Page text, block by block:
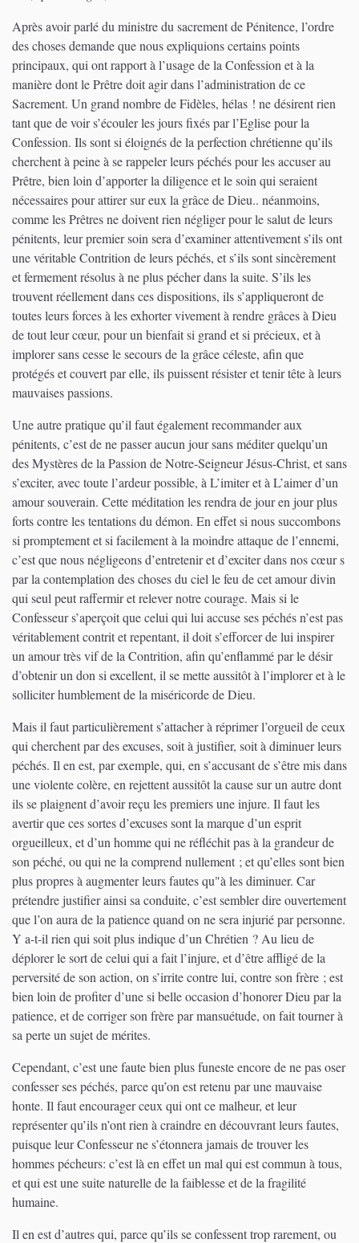
Après avoir parlé du ministre du sacrement de Pénitence, l’ordre
des choses demande que nous expliquions certains points
principaux, qui ont rapport à l’usage de la Confession et à la
manière dont le Prêtre doit agir dans l’administration de ce
Sacrement. Un grand nombre de Fidèles, hélas ! ne désirent rien
tant que de voir s’écouler les jours fixés par l’Eglise pour la
Confession. Ils sont si éloignés de la perfection chrétienne qu’ils
cherchent à peine à se rappeler leurs péchés pour les accuser au
Prêtre, bien loin d’apporter la diligence et le soin qui seraient
nécessaires pour attirer sur eux la grâce de Dieu.. néanmoins,
comme les Prêtres ne doivent rien négliger pour le salut de leurs
pénitents, leur premier soin sera d’examiner attentivement s’ils ont
une véritable Contrition de leurs péchés, et s’ils sont sincèrement
et fermement résolus à ne plus pécher dans la suite. S’ils les
trouvent réellement dans ces dispositions, ils s’appliqueront de
toutes leurs forces à les exhorter vivement à rendre grâces à Dieu
de tout leur cœur, pour un bienfait si grand et si précieux, et à
implorer sans cesse le secours de la grâce céleste, afin que
protégés et couvert par elle, ils puissent résister et tenir tête à leurs
mauvaises passions.
Une autre pratique qu’il faut également recommander aux
pénitents, c’est de ne passer aucun jour sans méditer quelqu’un
des Mystères de la Passion de Notre-Seigneur Jésus-Christ, et sans
s’exciter, avec toute l’ardeur possible, à L’imiter et à L’aimer d’un
amour souverain. Cette méditation les rendra de jour en jour plus
forts contre les tentations du démon. En effet si nous succombons
si promptement et si facilement à la moindre attaque de l’ennemi,
c’est que nous négligeons d’entretenir et d’exciter dans nos cœur s
par la contemplation des choses du ciel le feu de cet amour divin
qui seul peut raffermir et relever notre courage. Mais si le
Confesseur s’aperçoit que celui qui lui accuse ses péchés n’est pas
véritablement contrit et repentant, il doit s’efforcer de lui inspirer
un amour très vif de la Contrition, afin qu’enflammé par le désir
d’obtenir un don si excellent, il se mette aussitôt à l’implorer et à le
solliciter humblement de la miséricorde de Dieu.
Mais il faut particulièrement s’attacher à réprimer l’orgueil de ceux
qui cherchent par des excuses, soit à justifier, soit à diminuer leurs
péchés. Il en est, par exemple, qui, en s’accusant de s’être mis dans
une violente colère, en rejettent aussitôt la cause sur un autre dont
ils se plaignent d’avoir reçu les premiers une injure. Il faut les
avertir que ces sortes d’excuses sont la marque d’un esprit
orgueilleux, et d’un homme qui ne réfléchit pas à la grandeur de
son péché, ou qui ne la comprend nullement ; et qu’elles sont bien
plus propres à augmenter leurs fautes qu"à les diminuer. Car
prétendre justifier ainsi sa conduite, c’est sembler dire ouvertement
que l’on aura de la patience quand on ne sera injurié par personne.
Y a-t-il rien qui soit plus indique d’un Chrétien ? Au lieu de
déplorer le sort de celui qui a fait l’injure, et d’être affligé de la
perversité de son action, on s’irrite contre lui, contre son frère ; est
bien loin de profiter d’une si belle occasion d’honorer Dieu par la
patience, et de corriger son frère par mansuétude, on fait tourner à
sa perte un sujet de mérites.
Cependant, c’est une faute bien plus funeste encore de ne pas oser
confesser ses péchés, parce qu’on est retenu par une mauvaise
honte. Il faut encourager ceux qui ont ce malheur, et leur
représenter qu’ils n’ont rien à craindre en découvrant leurs fautes,
puisque leur Confesseur ne s’étonnera jamais de trouver les
hommes pécheurs: c’est là en effet un mal qui est commun à tous,
et qui est une suite naturelle de la faiblesse et de la fragilité
humaine.
Il en est d’autres qui, parce qu’ils se confessent trop rarement, ou